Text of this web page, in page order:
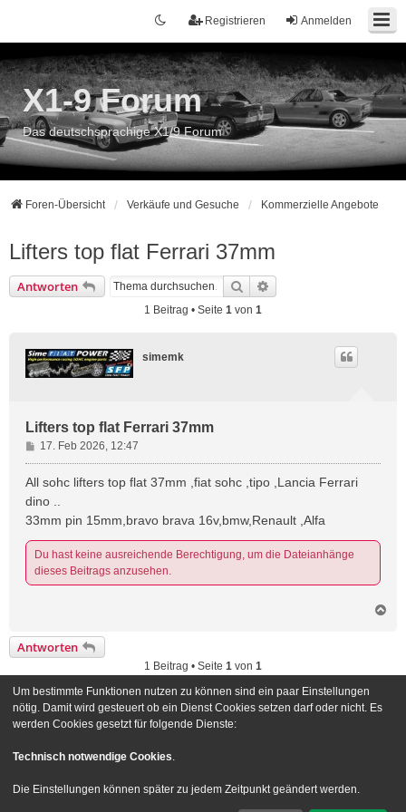
Anmelden
Registrieren
X1-9 Forum
Das deutschsprachige X1/9 Forum
Foren-Übersicht Verkäufe und Gesuche Kommerzielle Angebote
Lifters top flat Ferrari 37mm
Antworten Suche
1 Beitrag • Seite 1 von 1
simemk
Lifters top flat Ferrari 37mm
B
e
i
a
g
17. Feb 2026, 12:47
All sohc lifters top flat 37mm ,fiat sohc ,tipo ,Lancia Ferrari
dino ..
33mm pin 15mm,bravo brava 16v,bmw,Renault ,Alfa
Du hast keine ausreichende Berechtigung, um die Dateianhänge
dieses Beitrags anzusehen.
Antworten
1 Beitrag • Seite 1 von 1
Gehe zu
Foren-Übersicht Kontakt
Powered byphpBB® Forum Software © phpBB Limited
Um bestimmte Funktionen nutzen zu können sind ein paar Einstellungen
nötig. Damit wird gesteuert ob ein Dienst Cookies setzen darf oder nicht. Es
werden Cookies gesetzt für folgende Dienste:
Technisch notwendige Cookies.
Die Einstellungen können später zu jedem Zeitpunkt geändert werden.